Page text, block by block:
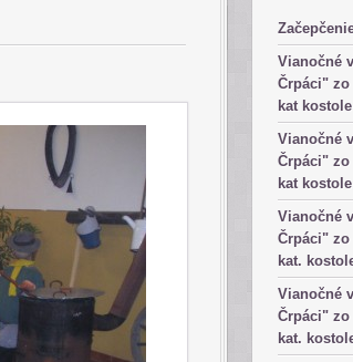
Vianočné
Črpáci" zo
kat
Vianočné
Črpáci" zo
kat
Vianočné
Črpáci" zo
kat.
Vianočné
Črpáci" zo
kat.